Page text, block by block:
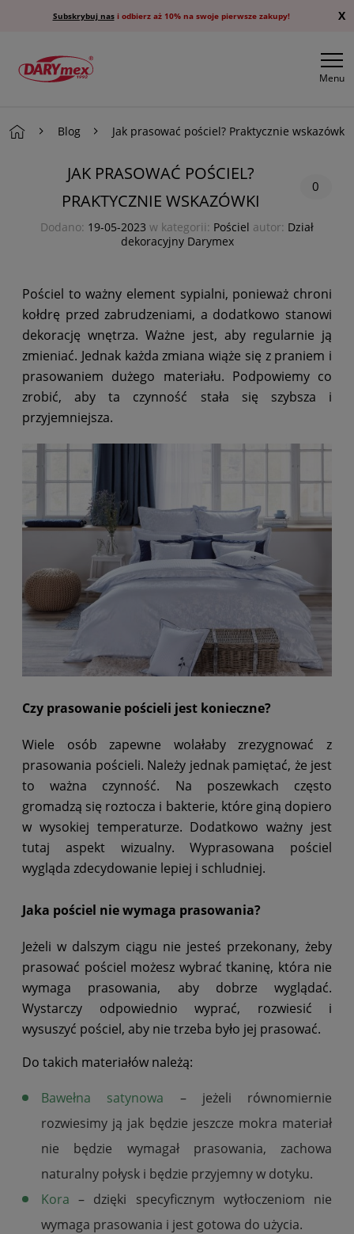
Subskrybuj nasi odbierz aż 10% na swoje pierwsze zakupy! X
Menu
Blog Jak prasować pościel? Praktycznie wskazówki
JAK PRASOWAĆ POŚCIEL?
PRAKTYCZNIE WSKAZÓWKI
0
Dodano: 19-05-2023 w kategorii: Pościel autor: Dział
dekoracyjny Darymex
Pościel to ważny element sypialni, ponieważ chroni
kołdrę przed zabrudzeniami, a dodatkowo stanowi
dekorację wnętrza. Ważne jest, aby regularnie ją
zmieniać. Jednak każda zmiana wiąże się z praniem i
prasowaniem dużego materiału. Podpowiemy co
zrobić, aby ta czynność stała się szybsza i
przyjemniejsza.
Czy prasowanie pościeli jest konieczne?
Wiele osób zapewne wolałaby zrezygnować z
prasowania pościeli. Należy jednak pamiętać, że jest
to ważna czynność. Na poszewkach często
gromadzą się roztocza i bakterie, które giną dopiero
w wysokiej temperaturze. Dodatkowo ważny jest
tutaj aspekt wizualny. Wyprasowana pościel
wygląda zdecydowanie lepiej i schludniej.
Jaka pościel nie wymaga prasowania?
Jeżeli w dalszym ciągu nie jesteś przekonany, żeby
prasować pościel możesz wybrać tkaninę, która nie
wymaga prasowania, aby dobrze wyglądać.
Wystarczy odpowiednio wyprać, rozwiesić i
wysuszyć pościel, aby nie trzeba było jej prasować.
Do takich materiałów należą:
Bawełna satynowa – jeżeli równomiernie
rozwiesimy ją jak będzie jeszcze mokra materiał
nie będzie wymagał prasowania, zachowa
naturalny połysk i będzie przyjemny w dotyku.
Kora– dzięki specyficznym wytłoczeniom nie
wymaga prasowania i jest gotowa do użycia.